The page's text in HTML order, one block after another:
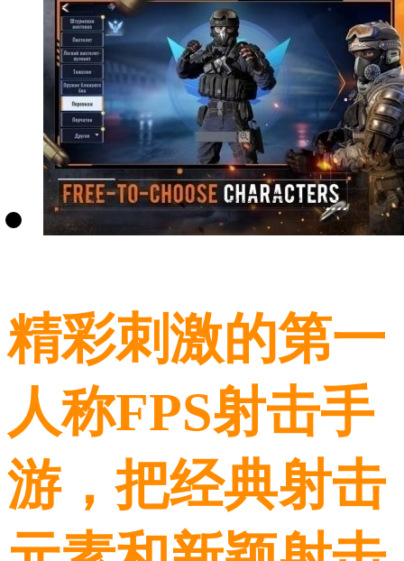
精彩刺激的第一
人称FPS射击手
游，把经典射击